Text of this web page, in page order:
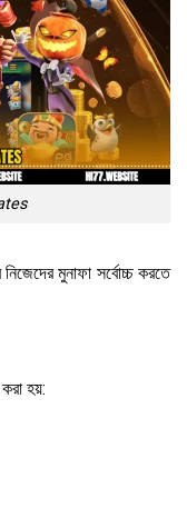
মুনাফা সর্বোচ্চ করতে
হয়: